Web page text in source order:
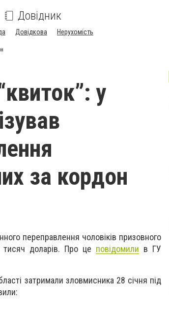
Довідник
Довідкова Нерухомість
у
за кордон
переправлення чоловіків призовного
тисяч доларів. Про це повідомили в ГУ
затримали зловмисника 28 січня під